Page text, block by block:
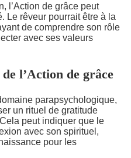
l’Action de grâce peut
Le rêveur pourrait être à la
de comprendre son rôle
avec ses valeurs
l’Action de grâce
parapsychologique,
un rituel de gratitude
peut indiquer que le
avec son spirituel,
pour les